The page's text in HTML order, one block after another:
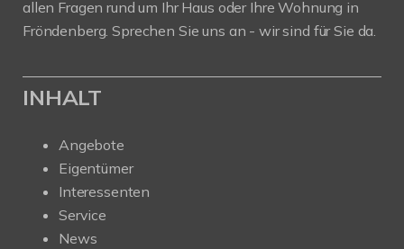
allen Fragen rund um Ihr Haus oder Ihre Wohnung in
Fröndenberg. Sprechen Sie uns an - wir sind für Sie da.
INHALT
Angebote
Eigentümer
Interessenten
Service
News